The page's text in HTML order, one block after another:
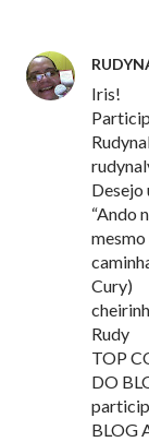
Iris!
Desejo
“Ando
mesmo
Cury)
Rudy
TOP
DO
BLOG